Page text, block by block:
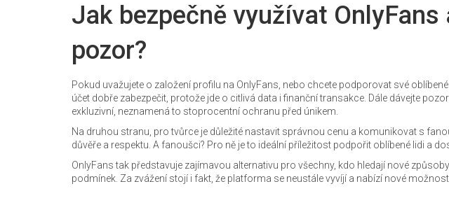
Jak bezpečně využívat OnlyFans
pozor?
Pokud uvažujete o založení profilu na OnlyFans, nebo chcete podporovat své
účet dobře zabezpečit, protože jde o citlivá data i finanční transakce. Dále dávejte
exkluzivní, neznamená to stoprocentní ochranu před únikem.
Na druhou stranu, pro tvůrce je důležité nastavit správnou cenu a komunikovat s
důvěře a respektu. A fanoušci? Pro ně je to ideální příležitost podpořit oblíbené lidi a
OnlyFans tak představuje zajímavou alternativu pro všechny, kdo hledají nové
podmínek. Za zvážení stojí i fakt, že platforma se neustále vyvíjí a nabízí nové